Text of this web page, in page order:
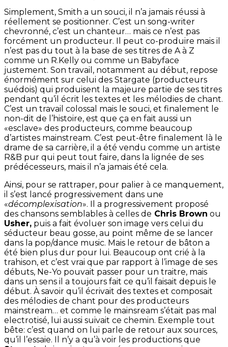
Simplement, Smith a un souci, il n’a jamais réussi à
réellement se positionner. C’est un song-writer
chevronné, c’est un chanteur… mais ce n’est pas
forcément un producteur. Il peut co-produire mais il
n’est pas du tout à la base de ses titres de A à Z
comme un R.Kelly ou comme un Babyface
justement. Son travail, notamment au début, repose
énormément sur celui des Stargate (producteurs
suédois) qui produisent la majeure partie de ses titres
pendant qu’il écrit les textes et les mélodies de chant.
C’est un travail colossal mais le souci, et finalement le
non-dit de l’histoire, est que ça en fait aussi un
«esclave» des producteurs, comme beaucoup
d’artistes mainstream. C’est peut-être finalement là le
drame de sa carrière, il a été vendu comme un artiste
R&B pur qui peut tout faire, dans la lignée de ses
prédécesseurs, mais il n’a jamais été cela.
Ainsi, pour se rattraper, pour palier à ce manquement,
il s’est lancé progressivement dans une
«décomplexisation». Il a progressivement proposé
des chansons semblables à celles de Chris Brown ou
Usher, puis a fait évoluer son image vers celui du
séducteur beau gosse, au point même de se lancer
dans la pop/dance music. Mais le retour de bâton a
été bien plus dur pour lui. Beaucoup ont crié à la
trahison, et c’est vrai que par rapport à l’image de ses
débuts, Ne-Yo pouvait passer pour un traitre, mais
dans un sens il a toujours fait ce qu’il faisait depuis le
début. À savoir qu’il écrivait des textes et composait
des mélodies de chant pour des producteurs
mainstream… et comme le mainsream s’était pas mal
electrotisé, lui aussi suivait ce chemin. Exemple tout
bête: c’est quand on lui parle de retour aux sources,
qu’il l’essaie. Il n’y a qu’à voir les productions que